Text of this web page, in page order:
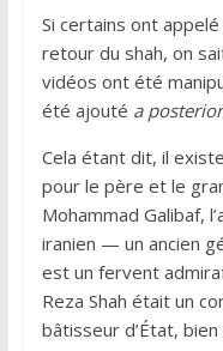
Si certains ont
retour du shah, on
vidéos ont été
été ajouté a
Cela étant dit, il
pour le père et le
Mohammad Galibaf,
iranien — un ancien
est un fervent
Reza Shah était un
bâtisseur d’État, bien